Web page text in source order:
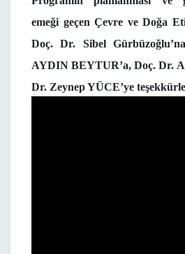
emeği geçen Çevre ve Doğa
Doç. Dr. Sibel
AYDIN BEYTUR’a, Doç. Dr.
Dr. Zeynep YÜCE’ye